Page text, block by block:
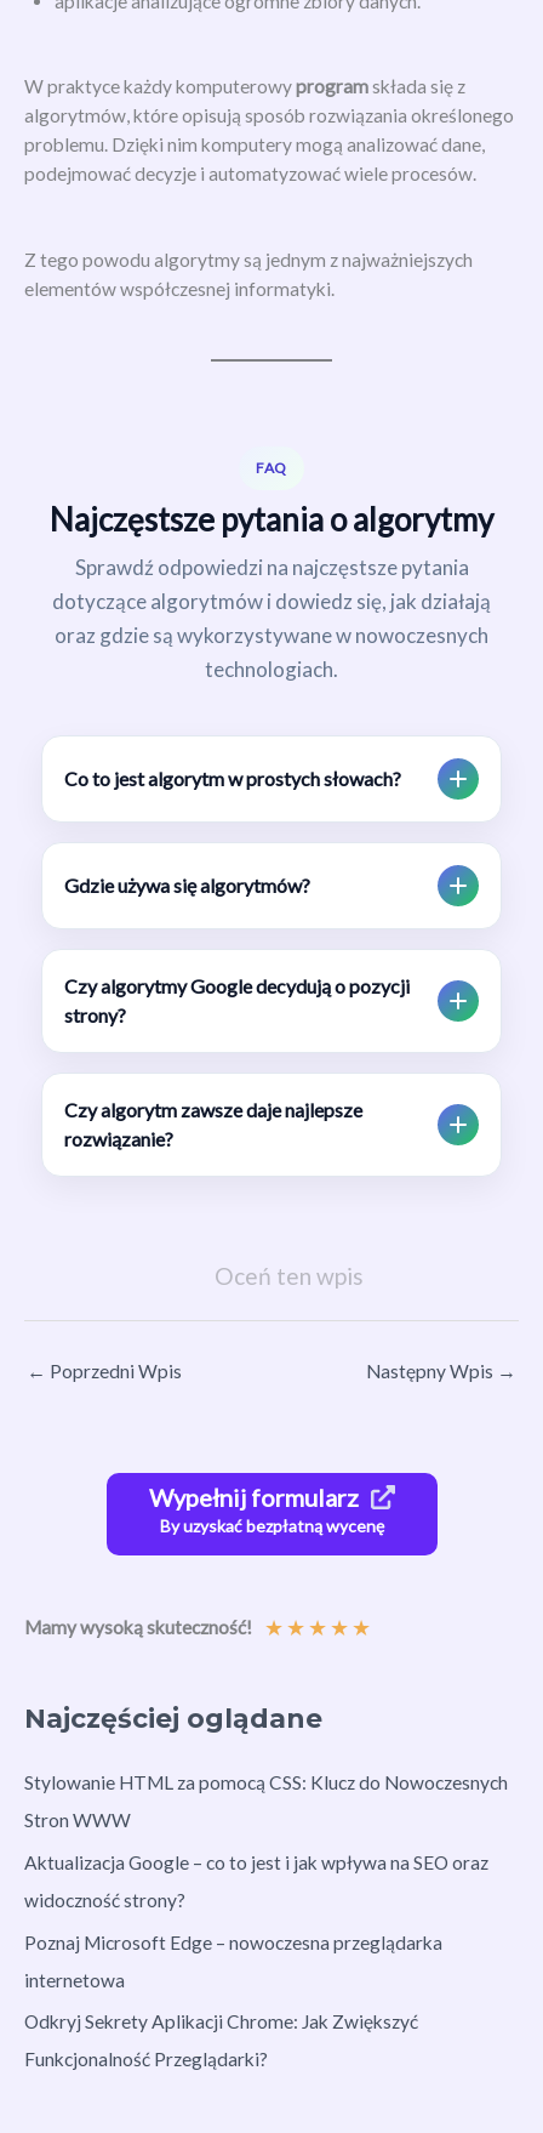
W praktyce każdy komputerowyprogramskłada się z
algorytmów, które opisują sposób rozwiązania określonego
problemu. Dzięki nim komputery mogą analizować dane,
podejmować decyzje i automatyzować wiele procesów.
Z tego powodu algorytmy są jednym z najważniejszych
elementów współczesnej informatyki.
FAQ
Najczęstsze pytania o algorytmy
Sprawdź odpowiedzi na najczęstsze pytania
dotyczące algorytmów i dowiedz się, jak działają
oraz gdzie są wykorzystywane w nowoczesnych
technologiach.
Co to jest algorytm w prostych słowach?
Gdzie używa się algorytmów?
Czy algorytmy Google decydują o pozycji
strony?
Czy algorytm zawsze daje najlepsze
rozwiązanie?
Oceń ten wpis
← Poprzedni Wpis Następny Wpis →
Wypełnij formularz
By uzyskać bezpłatną wycenę
Mamy wysoką skuteczność! ★★★★★
Najczęściej oglądane
Stylowanie HTML za pomocą CSS: Klucz do Nowoczesnych
Stron WWW
Aktualizacja Google – co to jest i jak wpływa na SEO oraz
widoczność strony?
Poznaj Microsoft Edge – nowoczesna przeglądarka
internetowa
Odkryj Sekrety Aplikacji Chrome: Jak Zwiększyć
Funkcjonalność Przeglądarki?